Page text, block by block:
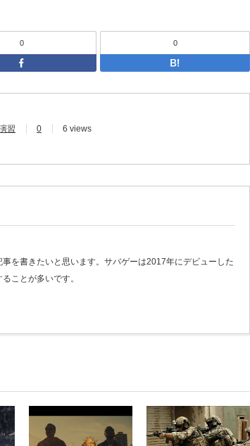
Twitter
0
Facebook
0
習 0 6 views
を書きたいと思います。サバゲーは2017年にデビューした
ことが多いです。